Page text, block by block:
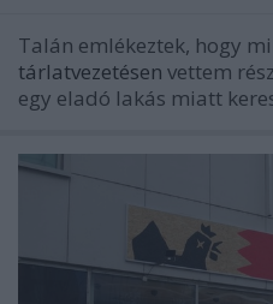
Talán emlékeztek, hogy
tárlatvezetésen vettem
egy eladó lakás miatt